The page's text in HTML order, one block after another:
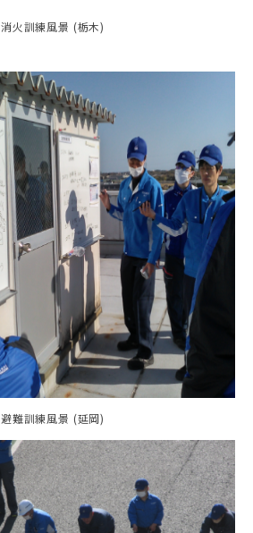
消火訓練風景 (栃木)
避難訓練風景 (延岡)